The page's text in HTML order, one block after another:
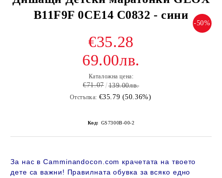
B11F9F 0CE14 C0832 - сини
-50%
€35.28
69.00лв.
Каталожна цена:
€71.07 139.00лв.
Отстъпка: €35.79 (50.36%)
Код: GS7300B-00-2
За нас в Camminandocon.com крачетата на твоето
дете са важни! Правилната обувка за всяко едно